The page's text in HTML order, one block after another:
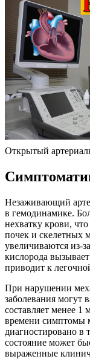
Открытый
Незаживающий
в гемодинамике.
нехватку крови, что
почек и скелетных
увеличиваются из-
кислорода
приводит к
При нарушении
заболевания могут
составляет менее
времени симптомы
диагностировано в
состояние может
выраженные